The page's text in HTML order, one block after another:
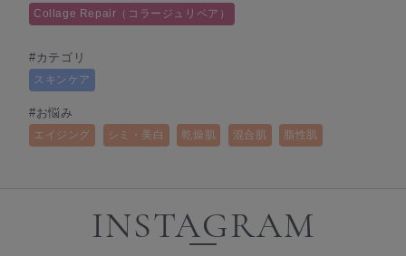
Collage Repair（コラージュリペア）
#カテゴリ
スキンケア
#お悩み
エイジング シミ・美白 乾燥肌 混合肌 脂性肌
INSTAGRAM